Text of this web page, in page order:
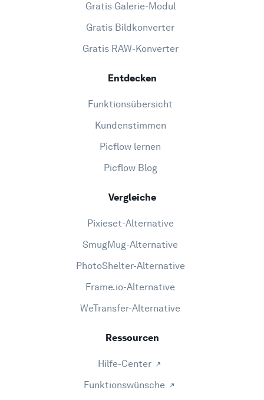
Gratis Galerie-Modul
Gratis Bildkonverter
Gratis RAW-Konverter
Entdecken
Funktionsübersicht
Kundenstimmen
Picflow lernen
Picflow Blog
Vergleiche
Pixieset-Alternative
SmugMug-Alternative
PhotoShelter-Alternative
Frame.io-Alternative
WeTransfer-Alternative
Ressourcen
Hilfe-Center
Funktionswünsche